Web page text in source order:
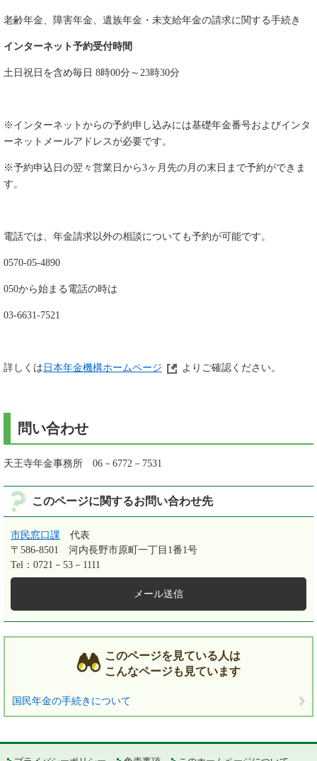
老齢年金、障害年金、遺族年金・未支給年金の請求に関する手続き
インターネット予約受付時間
土日祝日を含め毎日 8時00分～23時30分
※インターネットからの予約申し込みには基礎年金番号およびインタ
ーネットメールアドレスが必要です。
※予約申込日の翌々営業日から3ヶ月先の月の末日まで予約ができま
す。
電話では、年金請求以外の相談についても予約が可能です。
0570-05-4890
050から始まる電話の時は
03-6631-7521
詳しくは 日本年金機構ホームページ よりご確認ください。
問い合わせ
天王寺年金事務所 06－6772－7531
このページに関するお問い合わせ先
市民窓口課
代表
〒586-8501
河内長野市原町一丁目1番1号
Tel：0721－53－1111
メール送信
このページを見ている人は
こんなページも見ています
国民年金の手続きについて